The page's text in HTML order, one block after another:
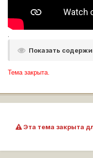
.
Показать
Тема закрыта.
Эта тема закрыта